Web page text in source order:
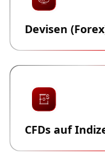
Devisen
CFDs auf